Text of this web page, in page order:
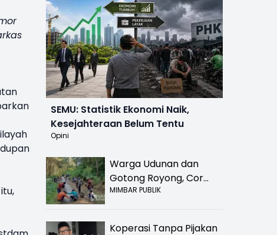
SEMU: Statistik Ekonomi Naik,
Kesejahteraan Belum Tentu
Opini
Warga Udunan dan
Gotong Royong, Cor
Jalan Hancur di
MIMBAR PUBLIK
Koperasi Tanpa Pijakan